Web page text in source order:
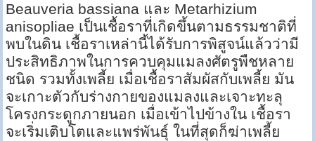
Beauveria bassiana และ Metarhizium
anisopliae เป็นเชื้อราที่เกิดขึ้นตามธรรมชาติที่
พบในดิน เชื้อราเหล่านี้ได้รับการพิสูจน์แล้วว่ามี
ประสิทธิภาพในการควบคุมแมลงศัตรูพืชหลาย
ชนิด รวมทั้งเพลี้ย เมื่อเชื้อราสัมผัสกับเพลี้ย มัน
จะเกาะตัวกับร่างกายของแมลงและเจาะทะลุ
โครงกระดูกภายนอก เมื่อเข้าไปข้างใน เชื้อรา
จะเริ่มเติบโตและแพร่พันธุ์ ในที่สุดก็ฆ่าเพลี้ย